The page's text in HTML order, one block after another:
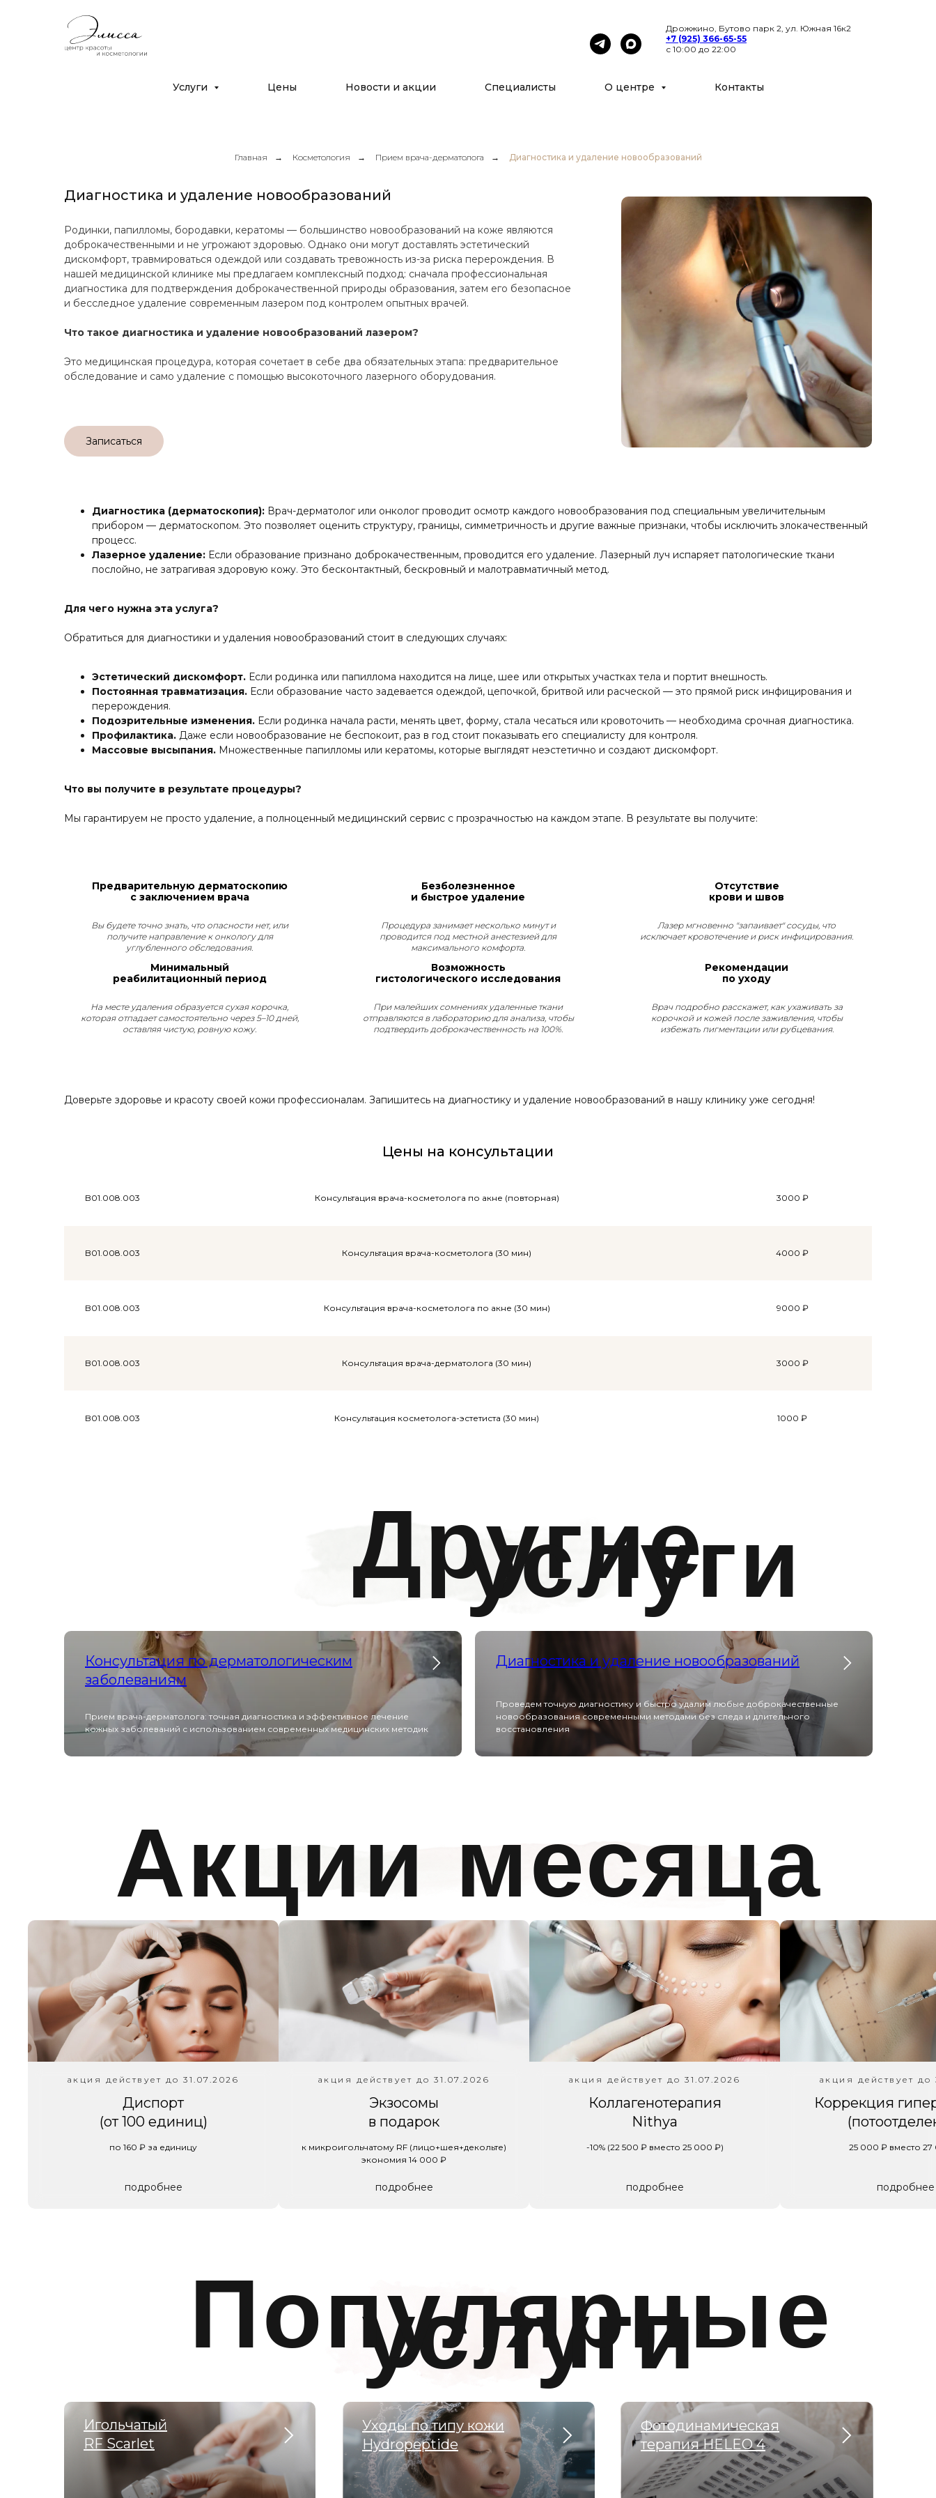
Дрожжино, Бутово парк 2, ул. Южная 16к2
+7 (925) 366-65-55
с 10:00 до 22:00
Услуги Цены Новости и акции Специалисты О центре Контакты
Главная → Косметология → Прием врача-дерматолога → Диагностика и удаление новообразований
Диагностика и удаление новообразований
Родинки, папилломы, бородавки, кератомы — большинство новообразований на коже являются
доброкачественными и не угрожают здоровью. Однако они могут доставлять эстетический
дискомфорт, травмироваться одеждой или создавать тревожность из-за риска перерождения. В
нашей медицинской клинике мы предлагаем комплексный подход: сначала профессиональная
диагностика для подтверждения доброкачественной природы образования, затем его безопасное
и бесследное удаление современным лазером под контролем опытных врачей.
Что такое диагностика и удаление новообразований лазером?
Это медицинская процедура, которая сочетает в себе два обязательных этапа: предварительное
обследование и само удаление с помощью высокоточного лазерного оборудования.
Записаться
Диагностика (дерматоскопия): Врач-дерматолог или онколог проводит осмотр каждого новообразования под специальным увеличительным
прибором — дерматоскопом. Это позволяет оценить структуру, границы, симметричность и другие важные признаки, чтобы исключить злокачественный
процесс.
Лазерное удаление: Если образование признано доброкачественным, проводится его удаление. Лазерный луч испаряет патологические ткани
послойно, не затрагивая здоровую кожу. Это бесконтактный, бескровный и малотравматичный метод.
Для чего нужна эта услуга?
Обратиться для диагностики и удаления новообразований стоит в следующих случаях:
Эстетический дискомфорт. Если родинка или папиллома находится на лице, шее или открытых участках тела и портит внешность.
Постоянная травматизация. Если образование часто задевается одеждой, цепочкой, бритвой или расческой — это прямой риск инфицирования и
перерождения.
Подозрительные изменения. Если родинка начала расти, менять цвет, форму, стала чесаться или кровоточить — необходима срочная диагностика.
Профилактика. Даже если новообразование не беспокоит, раз в год стоит показывать его специалисту для контроля.
Массовые высыпания. Множественные папилломы или кератомы, которые выглядят неэстетично и создают дискомфорт.
Что вы получите в результате процедуры?
Мы гарантируем не просто удаление, а полноценный медицинский сервис с прозрачностью на каждом этапе. В результате вы получите:
Предварительную дерматоскопию
с заключением врача
Вы будете точно знать, что опасности нет, или
получите направление к онкологу для
углубленного обследования.
Безболезненное
и быстрое удаление
Процедура занимает несколько минут и
проводится под местной анестезией для
максимального комфорта.
Отсутствие
крови и швов
Лазер мгновенно "запаивает" сосуды, что
исключает кровотечение и риск инфицирования.
Минимальный
реабилитационный период
На месте удаления образуется сухая корочка,
которая отпадает самостоятельно через 5–10 дней,
оставляя чистую, ровную кожу.
Возможность
гистологического исследования
При малейших сомнениях удаленные ткани
отправляются в лабораторию для анализа, чтобы
подтвердить доброкачественность на 100%.
Рекомендации
по уходу
Врач подробно расскажет, как ухаживать за
корочкой и кожей после заживления, чтобы
избежать пигментации или рубцевания.
Доверьте здоровье и красоту своей кожи профессионалам. Запишитесь на диагностику и удаление новообразований в нашу клинику уже сегодня!
Цены на консультации
B01.008.003 Консультация врача-косметолога по акне (повторная) 3000 ₽
B01.008.003 Консультация врача-косметолога (30 мин) 4000 ₽
B01.008.003 Консультация врача-косметолога по акне (30 мин) 9000 ₽
B01.008.003 Консультация врача-дерматолога (30 мин) 3000 ₽
B01.008.003 Консультация косметолога-эстетиста (30 мин) 1000 ₽
Другие
услуги
Консультация по дерматологическим
заболеваниям
Прием врача-дерматолога: точная диагностика и эффективное лечение
кожных заболеваний с использованием современных медицинских методик
Диагностика и удаление новообразований
Проведем точную диагностику и быстро удалим любые доброкачественные
новообразования современными методами без следа и длительного
восстановления
Акции месяца
акция действует до 31.07.2026
Диспорт
(от 100 единиц)
по 160 ₽ за единицу
подробнее
акция действует до 31.07.2026
Экзосомы
в подарок
к микроигольчатому RF (лицо+шея+декольте)
экономия 14 000 ₽
подробнее
акция действует до 31.07.2026
Коллагенотерапия
Nithya
-10% (22 500 ₽ вместо 25 000 ₽)
подробнее
акция действует до
Коррекция
25 000 ₽ вместо
подробнее
услуги
Популярные
Фотодинамическая
терапия HELEO 4
Уходы по типу кожи
Hydropeptide
Игольчатый
RF Scarlet